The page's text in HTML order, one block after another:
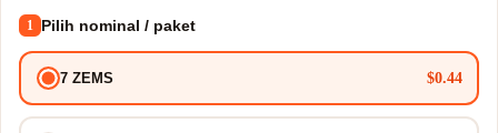
1 Pilih nominal / paket
7 ZEMS $0.44